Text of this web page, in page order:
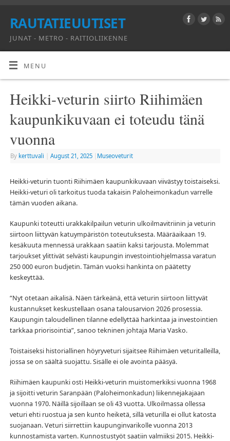
RAUTATIEUUTISET
JUNAT - METRO - RAITIOLIIKENNE
MENU
Heikki-veturin siirto Riihimäen
kaupunkikuvaan ei toteudu tänä
vuonna
By kerttuvali August 21, 2025 Museoveturit
Heikki-veturin tuonti Riihimäen kaupunkikuvaan viivästyy toistaiseksi.
Heikki-veturi oli tarkoitus tuoda takaisin Paloheimonkadun varrelle
tämän vuoden aikana.
Kaupunki toteutti urakkakilpailun veturin ulkoilmavitriinin ja veturin
siirtoon liittyvän katuympäristön toteutuksesta. Määräaikaan 19.
kesäkuuta mennessä urakkaan saatiin kaksi tarjousta. Molemmat
tarjoukset ylittivät selvästi kaupungin investointiohjelmassa varatun
250 000 euron budjetin. Tämän vuoksi hankinta on päätetty
keskeyttää.
“Nyt otetaan aikalisä. Näen tärkeänä, että veturin siirtoon liittyvät
kustannukset keskustellaan osana talousarvion 2026 prosessia.
Kaupungin taloudellinen tilanne edellyttää harkintaa ja investointien
tarkkaa priorisointia”, sanoo tekninen johtaja Maria Vasko.
Toistaiseksi historiallinen höyryveturi sijaitsee Riihimäen veturitalleilla,
jossa se on säältä suojattu. Sisälle ei ole avointa pääsyä.
Riihimäen kaupunki osti Heikki-veturin muistomerkiksi vuonna 1968
ja sijoitti veturin Saranpään (Paloheimonkadun) liikennejakajaan
vuonna 1970. Näillä sijoillaan se oli 43 vuotta. Ulkoilmassa ollessa
veturi ehti ruostua ja sen kunto heiketä, sillä veturilla ei ollut katosta
suojanaan. Veturi siirrettiin kaupunginvarikolle vuonna 2013
kunnostamista varten. Kunnostustyöt saatiin valmiiksi 2015. Heikki-